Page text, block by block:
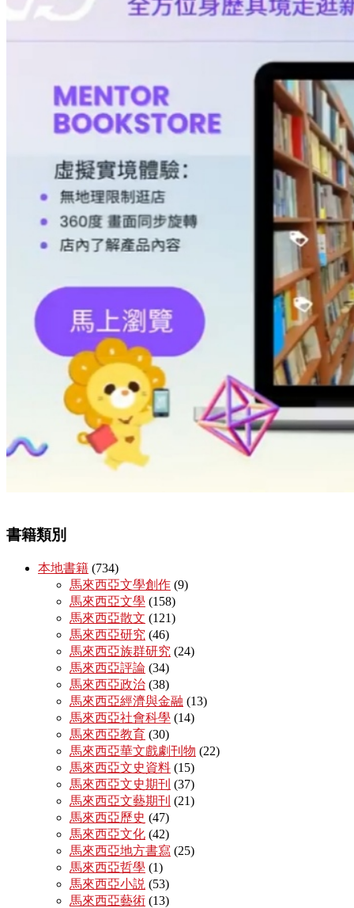
書籍類別
本地書籍 (734)
馬來西亞文學創作 (9)
馬來西亞文學 (158)
馬來西亞散文 (121)
馬來西亞研究 (46)
馬來西亞族群研究 (24)
馬來西亞評論 (34)
馬來西亞政治 (38)
馬來西亞經濟與金融 (13)
馬來西亞社會科學 (14)
馬來西亞教育 (30)
馬來西亞華文戲劇刊物 (22)
馬來西亞文史資料 (15)
馬來西亞文史期刊 (37)
馬來西亞文藝期刊 (21)
馬來西亞歷史 (47)
馬來西亞文化 (42)
馬來西亞地方書寫 (25)
馬來西亞哲學 (1)
馬來西亞小説 (53)
馬來西亞藝術 (13)